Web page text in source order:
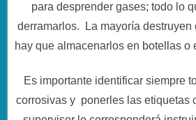
para desprender gases; todo lo
derramarlos. La mayoría destruyen
hay que almacenarlos en botellas o
Es importante identificar siempre
corrosivas y ponerles las etiquetas